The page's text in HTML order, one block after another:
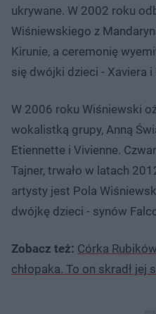
ukrywane. W 2002 roku
Wiśniewskiego z
Kirunie, a ceremonię
się dwójki dzieci - Xaviera i
W 2006 roku Wiśniewski
wokalistką grupy, Anną
Etiennette i Vivienne.
Tajner, trwało w latach
artysty jest Pola
dwójkę dzieci - synów
Zobacz też: Córka
chłopaka. To on skradł jej